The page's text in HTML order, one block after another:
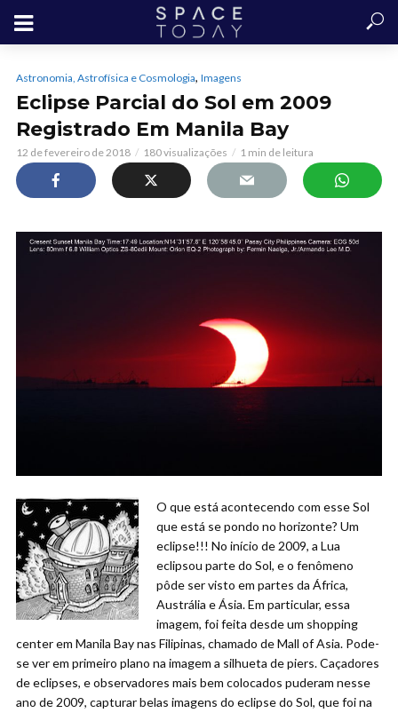
Astronomia, Astrofísica e Cosmologia, Imagens
Eclipse Parcial do Sol em 2009
Registrado Em Manila Bay
12 de fevereiro de 2018 180 visualizações 1 min de leitura
O que está acontecendo com esse Sol
que está se pondo no horizonte? Um
eclipse!!! No início de 2009, a Lua
eclipsou parte do Sol, e o fenômeno
pôde ser visto em partes da África,
Austrália e Ásia. Em particular, essa
imagem, foi feita desde um shopping
center em Manila Bay nas Filipinas, chamado de Mall of Asia. Pode-
se ver em primeiro plano na imagem a silhueta de piers. Caçadores
de eclipses, e observadores mais bem colocados puderam nesse
ano de 2009, capturar belas imagens do eclipse do Sol, que foi na